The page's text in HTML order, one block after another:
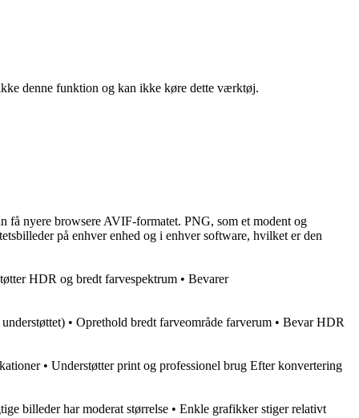
denne funktion og kan ikke køre dette værktøj.
få nyere browsere AVIF-formatet. PNG, som et modent og
på enhver enhed og i enhver software, hvilket er den
HDR og bredt farvespektrum • Bevarer
• Oprethold bredt farveområde farverum • Bevar HDR
• Understøtter print og professionel brug Efter konvertering
billeder har moderat størrelse • Enkle grafikker stiger relativt